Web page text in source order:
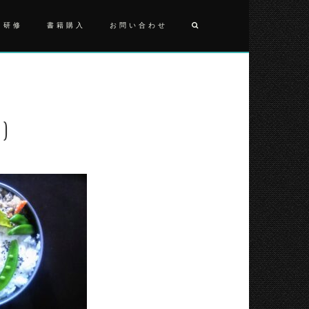
修 書籍購入 お問い合わせ
投
稿
ナ
ビ
ゲ
ー
シ
ョ
ン
(2)